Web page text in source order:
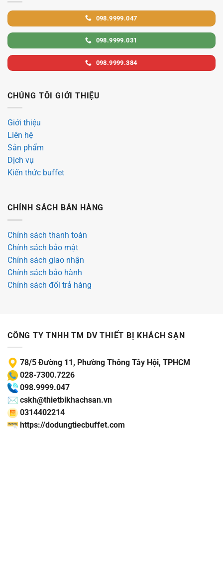
098.9999.047
098.9999.031
098.9999.384
CHÚNG TÔI GIỚI THIỆU
Giới thiệu
Liên hệ
Sản phẩm
Dịch vụ
Kiến thức buffet
CHÍNH SÁCH BÁN HÀNG
Chính sách thanh toán
Chính sách bảo mật
Chính sách giao nhận
Chính sách bảo hành
Chính sách đổi trả hàng
CÔNG TY TNHH TM DV THIẾT BỊ KHÁCH SẠN
78/5 Đường 11, Phường Thông Tây Hội, TPHCM
028-7300.7226
098.9999.047
cskh@thietbikhachsan.vn
0314402214
https://dodungtiecbuffet.com